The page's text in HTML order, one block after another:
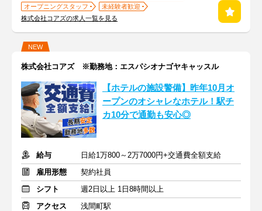
オープニングスタッフ
未経験者歓迎
株式会社コアズの求人一覧を見る
NEW
株式会社コアズ ※勤務地：エスパシオナゴヤキャッスル
【ホテルの施設警備】昨年10月オ
ープンのオシャレなホテル！駅チ
カ10分で通勤も安心◎
給与
日給1万800～2万7000円+交通費全額支給
雇用形態
契約社員
シフト
週2日以上 1日8時間以上
アクセス
浅間町駅